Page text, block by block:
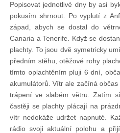
Kvízy
O lodích a plavbách
Technika lodí
Přednášky
O plavbách českých
Popisovat jednotlivé dny by asi
pokusím shrnout. Po vyplutí z
západ, abych se dostal do
Canaria a Tenerife. Když se
plachty. To jsou dvě symetricky
předním stěhu, otěžové rohy
tímto oplachtěním pluji 6 dní,
akumulátorů. Vítr ale začíná
trápení ve slabém větru. Zatím
častěji se plachty plácají na
vítr nedokáže udržet napnuté.
rádio svoji aktuální polohu a